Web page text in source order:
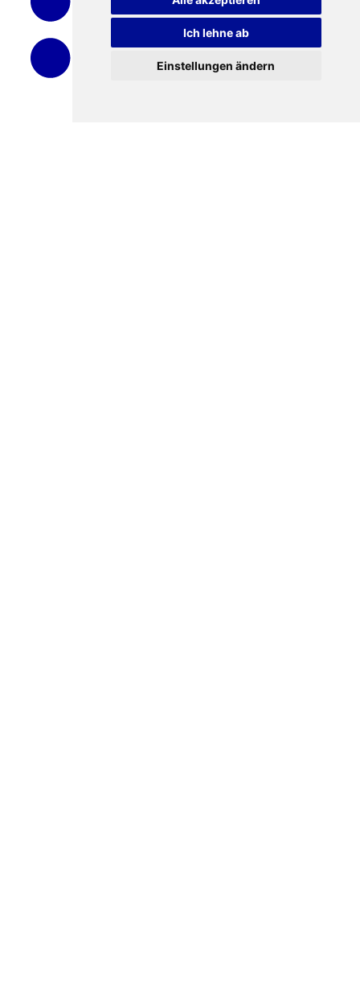
Ich lehne ab
Einstellungen ändern